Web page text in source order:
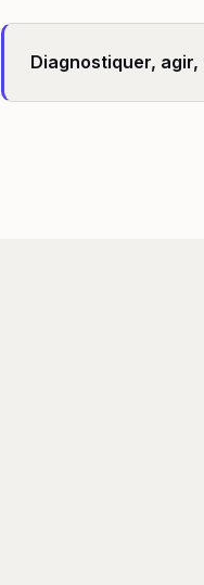
Diagnostiquer,